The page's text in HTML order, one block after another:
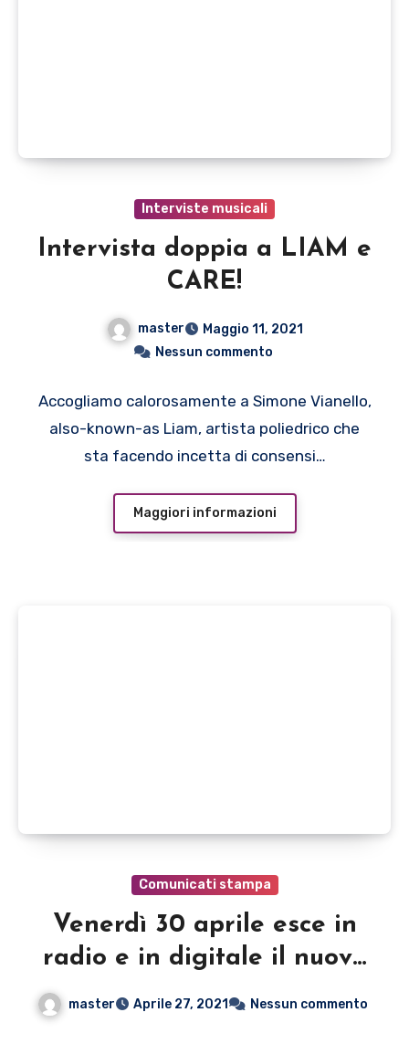
Interviste musicali
Intervista doppia a LIAM e
CARE!
master
Maggio 11, 2021
Nessun commento
Accogliamo calorosamente a Simone Vianello,
also-known-as Liam, artista poliedrico che
sta facendo incetta di consensi…
Maggiori informazioni
Comunicati stampa
Venerdì 30 aprile esce in
radio e in digitale il nuovo
singolo di Liam feat. Care,
master Aprile 27, 2021 Nessun commento